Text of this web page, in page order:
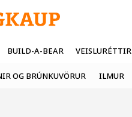
BUILD-A-BEAR VEISLURÉTTIR
OG BRÚNKUVÖRUR ILMUR